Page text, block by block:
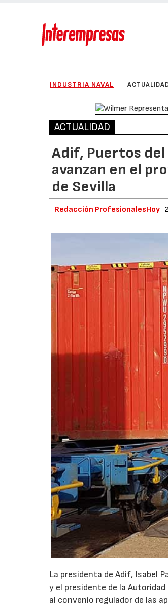
INDUSTRIA NAVAL
ACTUALIDAD
Adif, Puertos del
avanzan en el
de Sevilla
Redacción ProfesionalesHoy
La presidenta de Adif, Isabel
y el presidente de la
al convenio regulador de las